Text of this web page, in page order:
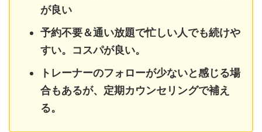
が良い
予約不要＆通い放題で忙しい人でも続けや
すい。コスパが良い。
トレーナーのフォローが少ないと感じる場
合もあるが、定期カウンセリングで補え
る。